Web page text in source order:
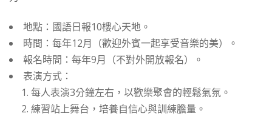
地點：國語日報10樓心天地。
時間：每年12月（歡迎外賓一起享受音樂的美）。
報名時間：每年9月（不對外開放報名）。
表演方式：
每人表演3分鐘左右，以歡樂聚會的輕鬆氣氛。
練習站上舞台，培養自信心與訓練膽量。